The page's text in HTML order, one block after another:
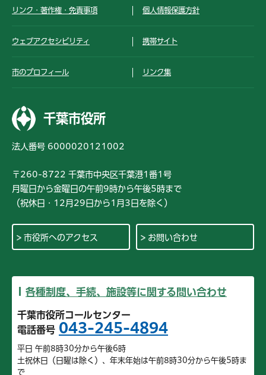
リンク・著作権・免責事項 個人情報保護方針
ウェブアクセシビリティ 携帯サイト
市のプロフィール リンク集
千葉市役所
法人番号 6000020121002
〒260-8722 千葉市中央区千葉港1番1号
月曜日から金曜日の午前9時から午後5時まで
（祝休日・12月29日から1月3日を除く）
市役所へのアクセス お問い合わせ
各種制度、手続、施設等に関する問い合わせ
千葉市役所コールセンター
電話番号 043-245-4894
平日 午前8時30分から午後6時
土祝休日（日曜は除く）、年末年始は午前8時30分から午後5時ま
で